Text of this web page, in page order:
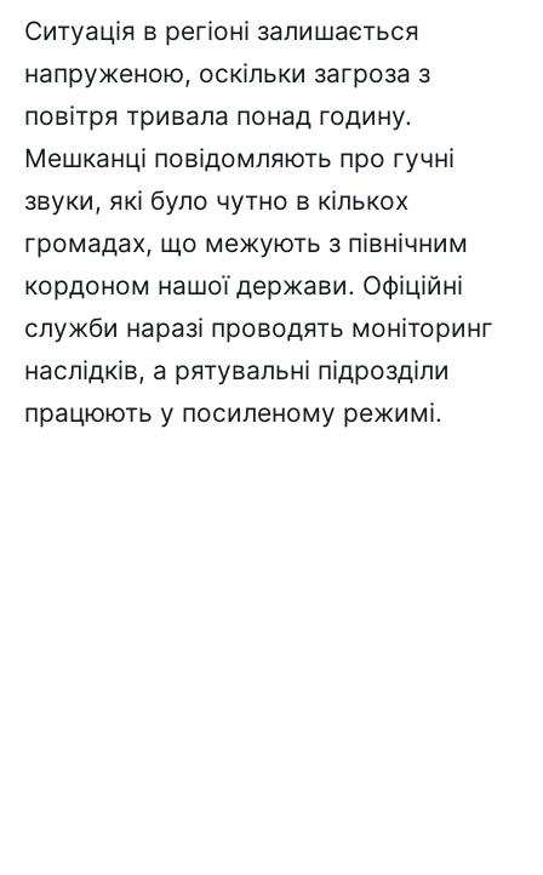
Ситуація в регіоні залишається
напруженою, оскільки загроза з
повітря тривала понад годину.
Мешканці повідомляють про гучні
звуки, які було чутно в кількох
громадах, що межують з північним
кордоном нашої держави. Офіційні
служби наразі проводять моніторинг
наслідків, а рятувальні підрозділи
працюють у посиленому режимі.